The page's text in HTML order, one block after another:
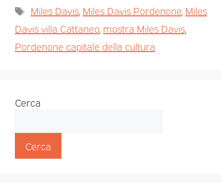
Miles Davis Miles Davis Pordenone Miles
Davis villa Cattaneo mostra Miles Davis
Pordenone capitale della cultura
Cerca
Cerca